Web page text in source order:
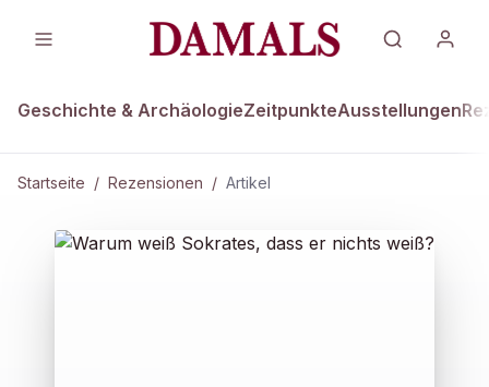
Geschichte & ArchäologieZeitpunkteAusstellungen
Startseite / Rezensionen / Artikel